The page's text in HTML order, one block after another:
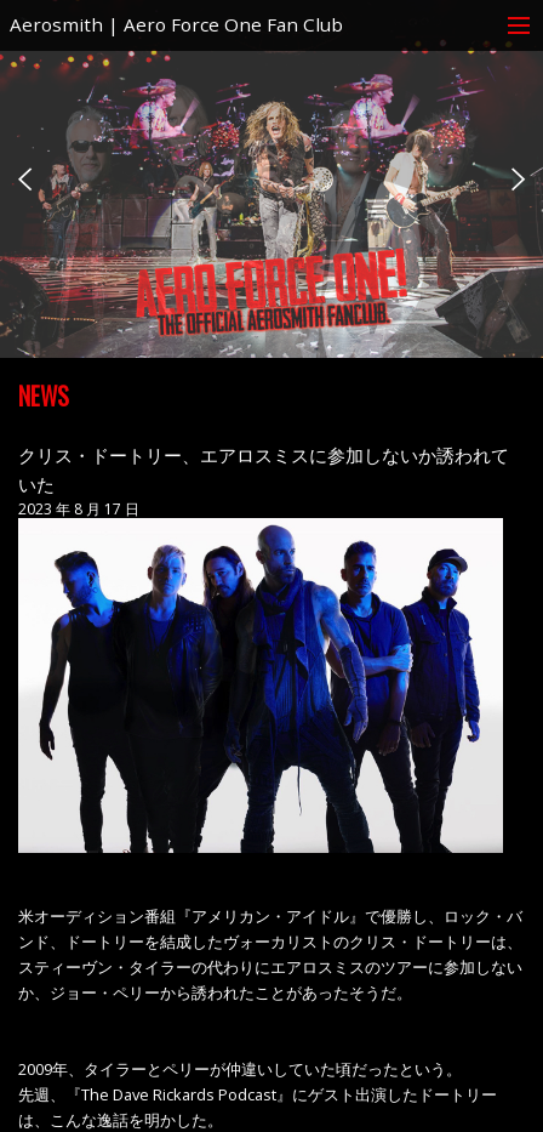
Aerosmith | Aero Force One Fan Club
NEWS
クリス・ドートリー、エアロスミスに参加しないか誘われて
いた
2023 年 8 月 17 日
米オーディション番組『アメリカン・アイドル』で優勝し、ロック・バ
ンド、ドートリーを結成したヴォーカリストのクリス・ドートリーは、
スティーヴン・タイラーの代わりにエアロスミスのツアーに参加しない
か、ジョー・ペリーから誘われたことがあったそうだ。
2009年、タイラーとペリーが仲違いしていた頃だったという。
先週、『The Dave Rickards Podcast』にゲスト出演したドートリー
は、こんな逸話を明かした。